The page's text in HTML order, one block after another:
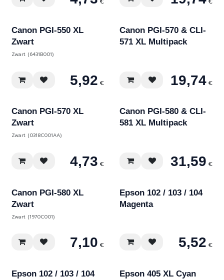
Canon PGI-550 XL
Zwart
Zwart (6431B001)
5,92 €
Canon PGI-570 & CLI-
571 XL Multipack
19,74€
Canon PGI-570 XL
Zwart
Zwart (0318C001AA)
4,73 €
Canon PGI-580 & CLI-
581 XL Multipack
31,59 €
Canon PGI-580 XL
Zwart
Zwart (1970C001)
7,10 €
Epson 102 / 103 / 104
Magenta
5,52 €
Epson 102 / 103 / 104
Epson 405 XL Cyan